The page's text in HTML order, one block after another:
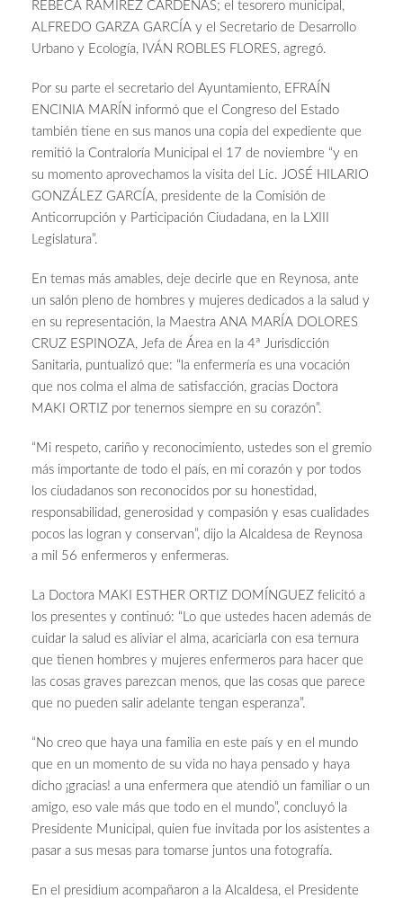
REBECA RAMÍREZ CÁRDENAS; el tesorero municipal,
ALFREDO GARZA GARCÍA y el Secretario de Desarrollo
Urbano y Ecología, IVÁN ROBLES FLORES, agregó.
Por su parte el secretario del Ayuntamiento, EFRAÍN
ENCINIA MARÍN informó que el Congreso del Estado
también tiene en sus manos una copia del expediente que
remitió la Contraloría Municipal el 17 de noviembre “y en
su momento aprovechamos la visita del Lic. JOSÉ HILARIO
GONZÁLEZ GARCÍA, presidente de la Comisión de
Anticorrupción y Participación Ciudadana, en la LXIII
Legislatura”.
En temas más amables, deje decirle que en Reynosa, ante
un salón pleno de hombres y mujeres dedicados a la salud y
en su representación, la Maestra ANA MARÍA DOLORES
CRUZ ESPINOZA, Jefa de Área en la 4ª Jurisdicción
Sanitaria, puntualizó que: “la enfermería es una vocación
que nos colma el alma de satisfacción, gracias Doctora
MAKI ORTIZ por tenernos siempre en su corazón”.
“Mi respeto, cariño y reconocimiento, ustedes son el gremio
más importante de todo el país, en mi corazón y por todos
los ciudadanos son reconocidos por su honestidad,
responsabilidad, generosidad y compasión y esas cualidades
pocos las logran y conservan”, dijo la Alcaldesa de Reynosa
a mil 56 enfermeros y enfermeras.
La Doctora MAKI ESTHER ORTIZ DOMÍNGUEZ felicitó a
los presentes y continuó: “Lo que ustedes hacen además de
cuidar la salud es aliviar el alma, acariciarla con esa ternura
que tienen hombres y mujeres enfermeros para hacer que
las cosas graves parezcan menos, que las cosas que parece
que no pueden salir adelante tengan esperanza”.
“No creo que haya una familia en este país y en el mundo
que en un momento de su vida no haya pensado y haya
dicho ¡gracias! a una enfermera que atendió un familiar o un
amigo, eso vale más que todo en el mundo”, concluyó la
Presidente Municipal, quien fue invitada por los asistentes a
pasar a sus mesas para tomarse juntos una fotografía.
En el presidium acompañaron a la Alcaldesa, el Presidente